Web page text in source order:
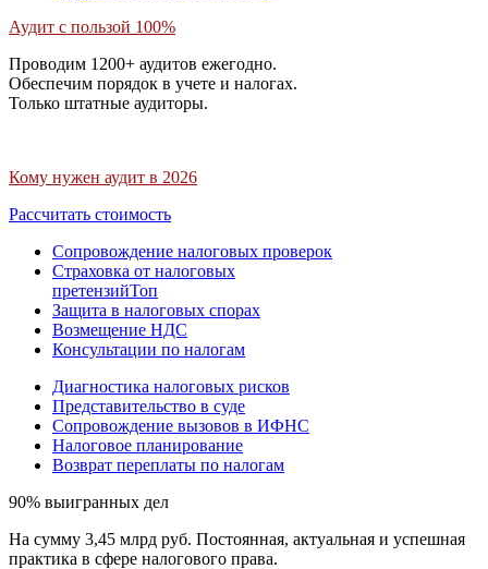
Аудит с пользой 100%
Проводим 1200+ аудитов ежегодно.
Обеспечим порядок в учете и налогах.
Только штатные аудиторы.
Кому нужен аудит в 2026
Рассчитать стоимость
Сопровождение налоговых проверок
Страховка от налоговых
претензийТоп
Защита в налоговых спорах
Возмещение НДС
Консультации по налогам
Диагностика налоговых рисков
Представительство в суде
Сопровождение вызовов в ИФНС
Налоговое планирование
Возврат переплаты по налогам
90% выигранных дел
На сумму 3,45 млрд руб. Постоянная, актуальная и успешная
практика в сфере налогового права.